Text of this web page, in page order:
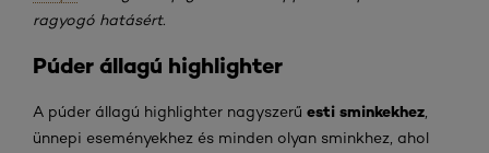
ragyogó hatásért.
Púder állagú highlighter
A púder állagú highlighter nagyszerű esti sminkekhez
ünnepi eseményekhez és minden olyan sminkhez, ahol